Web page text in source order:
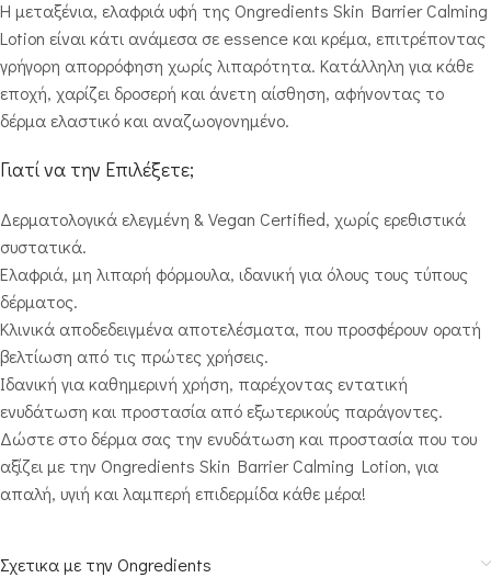
Η μεταξένια, ελαφριά υφή της Ongredients Skin Barrier Calming
Lotion είναι κάτι ανάμεσα σε essence και κρέμα, επιτρέποντας
γρήγορη απορρόφηση χωρίς λιπαρότητα. Κατάλληλη για κάθε
εποχή, χαρίζει δροσερή και άνετη αίσθηση, αφήνοντας το
δέρμα ελαστικό και αναζωογονημένο.
Γιατί να την Επιλέξετε;
Δερματολογικά ελεγμένη & Vegan Certified, χωρίς ερεθιστικά
συστατικά.
Ελαφριά, μη λιπαρή φόρμουλα, ιδανική για όλους τους τύπους
δέρματος.
Κλινικά αποδεδειγμένα αποτελέσματα, που προσφέρουν ορατή
βελτίωση από τις πρώτες χρήσεις.
Ιδανική για καθημερινή χρήση, παρέχοντας εντατική
ενυδάτωση και προστασία από εξωτερικούς παράγοντες.
Δώστε στο δέρμα σας την ενυδάτωση και προστασία που του
αξίζει με την Ongredients Skin Barrier Calming Lotion, για
απαλή, υγιή και λαμπερή επιδερμίδα κάθε μέρα!
Σχετικα με την Ongredients